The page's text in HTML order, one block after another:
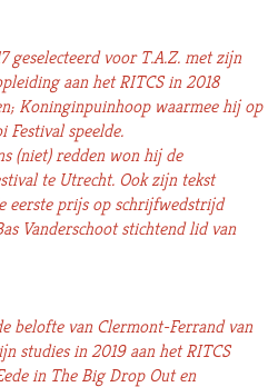
geselecteerd voor T.A.Z. met zijn
aan het RITCS in 2018
Koninginpuinhoop waarmee hij op
Festival speelde.
(niet) redden won hij de
te Utrecht. Ook zijn tekst
eerste prijs op schrijfwedstrijd
Vanderschoot stichtend lid van
belofte van Clermont-Ferrand van
studies in 2019 aan het RITCS
in The Big Drop Out en